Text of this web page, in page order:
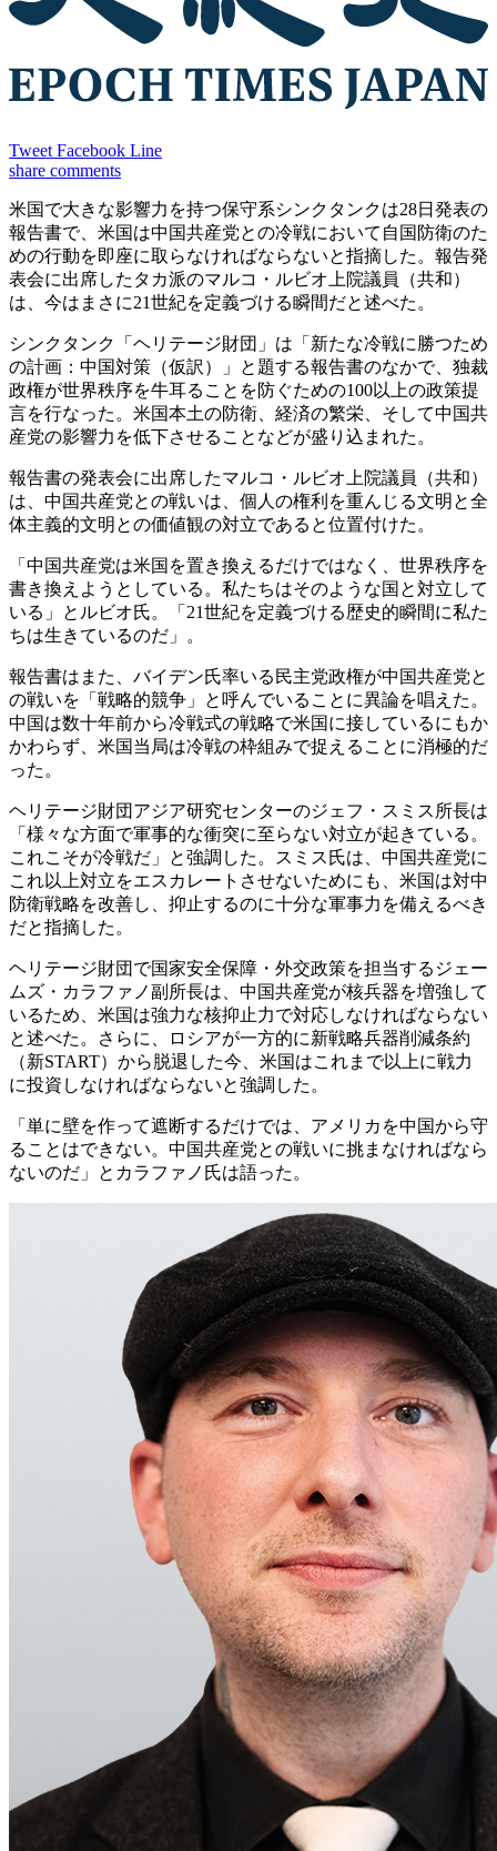
Tweet Facebook Line
share comments
米国で大きな影響力を持つ保守系シンクタンクは28日発表の
報告書で、米国は中国共産党との冷戦において自国防衛のた
めの行動を即座に取らなければならないと指摘した。報告発
表会に出席したタカ派のマルコ・ルビオ上院議員（共和）
は、今はまさに21世紀を定義づける瞬間だと述べた。
シンクタンク「ヘリテージ財団」は「新たな冷戦に勝つため
の計画：中国対策（仮訳）」と題する報告書のなかで、独裁
政権が世界秩序を牛耳ることを防ぐための100以上の政策提
言を行なった。米国本土の防衛、経済の繁栄、そして中国共
産党の影響力を低下させることなどが盛り込まれた。
報告書の発表会に出席したマルコ・ルビオ上院議員（共和）
は、中国共産党との戦いは、個人の権利を重んじる文明と全
体主義的文明との価値観の対立であると位置付けた。
「中国共産党は米国を置き換えるだけではなく、世界秩序を
書き換えようとしている。私たちはそのような国と対立して
いる」とルビオ氏。「21世紀を定義づける歴史的瞬間に私た
ちは生きているのだ」。
報告書はまた、バイデン氏率いる民主党政権が中国共産党と
の戦いを「戦略的競争」と呼んでいることに異論を唱えた。
中国は数十年前から冷戦式の戦略で米国に接しているにもか
かわらず、米国当局は冷戦の枠組みで捉えることに消極的だ
った。
ヘリテージ財団アジア研究センターのジェフ・スミス所長は
「様々な方面で軍事的な衝突に至らない対立が起きている。
これこそが冷戦だ」と強調した。スミス氏は、中国共産党に
これ以上対立をエスカレートさせないためにも、米国は対中
防衛戦略を改善し、抑止するのに十分な軍事力を備えるべき
だと指摘した。
ヘリテージ財団で国家安全保障・外交政策を担当するジェー
ムズ・カラファノ副所長は、中国共産党が核兵器を増強して
いるため、米国は強力な核抑止力で対応しなければならない
と述べた。さらに、ロシアが一方的に新戦略兵器削減条約
（新START）から脱退した今、米国はこれまで以上に戦力
に投資しなければならないと強調した。
「単に壁を作って遮断するだけでは、アメリカを中国から守
ることはできない。中国共産党との戦いに挑まなければなら
ないのだ」とカラファノ氏は語った。